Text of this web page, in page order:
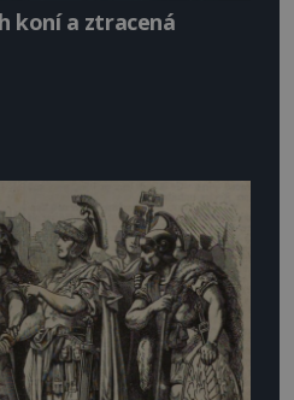
koní a ztracená